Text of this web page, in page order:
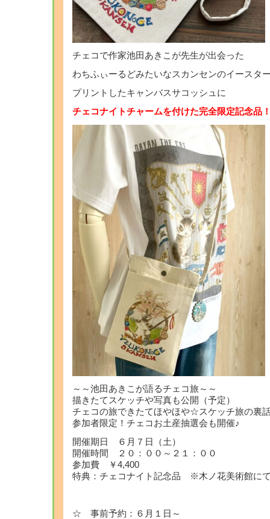
チェコで作家池田あきこが先生が出会った
わちふぃーるどみたいなスカンセンのイースタ
プリントしたキャンバスサコッシュに
チェコナイトチャームを付けた完全限定記念品
～～池田あきこが語るチェコ旅～～
描きたてスケッチや写真も公開（予定）
チェコの旅できたてほやほや☆スケッチ旅の裏
参加者限定！チェコお土産抽選会も開催♪
開催期日 ６月７日（土）
開催時間 ２０：００～２１：００
参加費 ￥4,400
特典：チェコナイト記念品 ※木ノ花美術館に
☆ 事前予約：６月１日～